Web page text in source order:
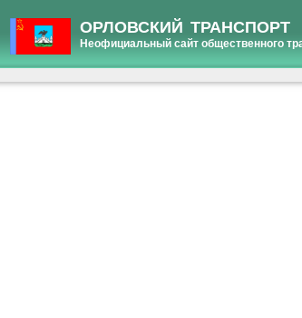
ОРЛОВСКИЙ ТРАНСПОРТ
Неофициальный сайт общественного